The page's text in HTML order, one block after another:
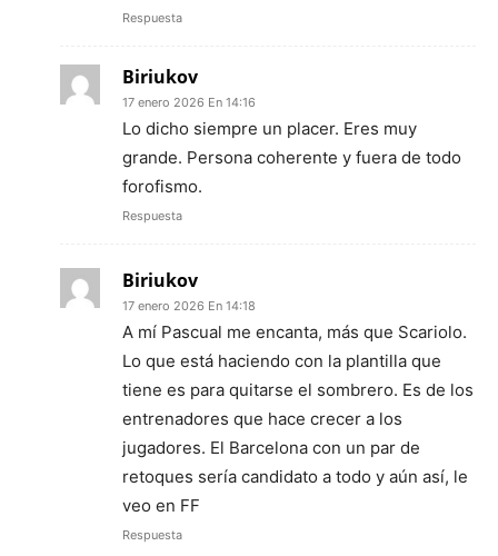
Respuesta
Biriukov
17 enero 2026 En 14:16
Lo dicho siempre un placer. Eres muy
grande. Persona coherente y fuera de todo
forofismo.
Respuesta
Biriukov
17 enero 2026 En 14:18
A mí Pascual me encanta, más que Scariolo.
Lo que está haciendo con la plantilla que
tiene es para quitarse el sombrero. Es de los
entrenadores que hace crecer a los
jugadores. El Barcelona con un par de
retoques sería candidato a todo y aún así, le
veo en FF
Respuesta